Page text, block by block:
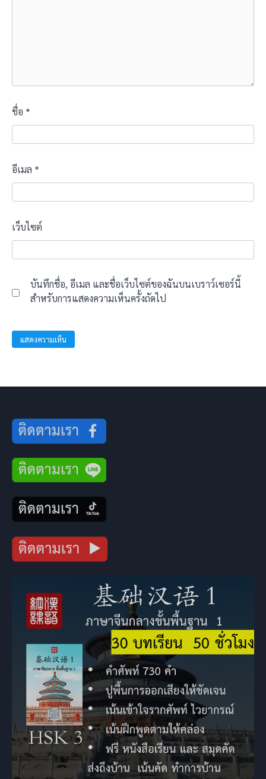
ชื่อ *
อีเมล *
เว็บไซต์
บันทึกชื่อ, อีเมล และชื่อเว็บไซต์ของฉันบนเบราว์เซอร์นี้
สำหรับการแสดงความเห็นครั้งถัดไป